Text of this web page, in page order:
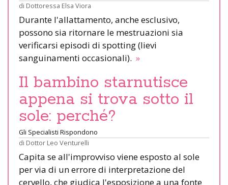
di Dottoressa Elsa Viora
Durante l'allattamento, anche esclusivo,
possono sia ritornare le mestruazioni sia
verificarsi episodi di spotting (lievi
sanguinamenti occasionali). »
Il bambino starnutisce
appena si trova sotto il
sole: perché?
Gli Specialisti Rispondono
di Dottor Leo Venturelli
Capita se all'improvviso viene esposto al sole
per via di un errore di interpretazione del
cervello, che giudica l'esposizione a una fonte